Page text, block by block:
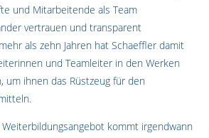
und Mitarbeitende als Team
vertrauen und transparent
als zehn Jahren hat Schaeffler damit
und Teamleiter in den Werken
um ihnen das Rüstzeug für den
kommt irgendwann